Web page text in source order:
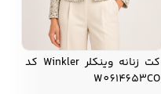
کت زنانه وینکلر Winkler کد
W0614653CO